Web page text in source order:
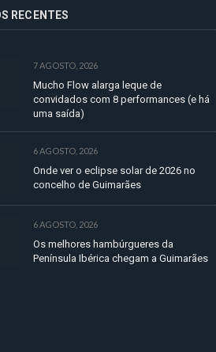
RECENTES
7 AGOSTO, 2026
Mucho Flow alarga leque de
convidados com 8 performances (e há
uma saída)
6 AGOSTO, 2026
Onde ver o eclipse solar de 2026 no
concelho de Guimarães
6 AGOSTO, 2026
Os melhores hambúrgueres da
Península Ibérica chegam a Guimarães